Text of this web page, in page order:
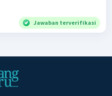
Jawaban terverifikasi